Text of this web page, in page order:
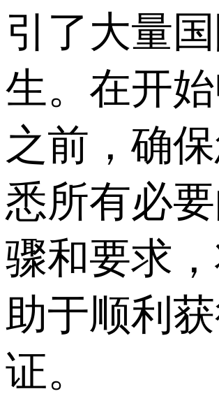
引了大量
生。在开
之前，确
悉所有必
骤和要求
助于顺利
证。